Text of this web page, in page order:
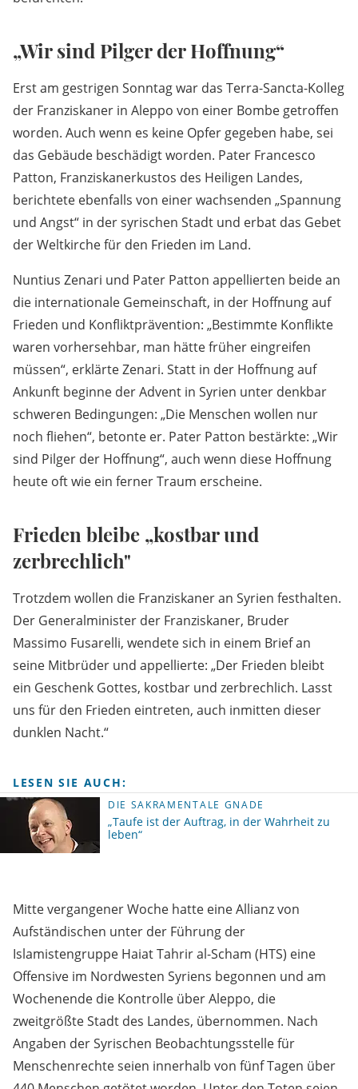
„Wir sind Pilger der Hoffnung“
Erst am gestrigen Sonntag war das Terra-Sancta-Kolleg
der Franziskaner in Aleppo von einer Bombe getroffen
worden. Auch wenn es keine Opfer gegeben habe, sei
das Gebäude beschädigt worden. Pater Francesco
Patton, Franziskanerkustos des Heiligen Landes,
berichtete ebenfalls von einer wachsenden „Spannung
und Angst“ in der syrischen Stadt und erbat das Gebet
der Weltkirche für den Frieden im Land.
Nuntius Zenari und Pater Patton appellierten beide an
die internationale Gemeinschaft, in der Hoffnung auf
Frieden und Konfliktprävention: „Bestimmte Konflikte
waren vorhersehbar, man hätte früher eingreifen
müssen“, erklärte Zenari. Statt in der Hoffnung auf
Ankunft beginne der Advent in Syrien unter denkbar
schweren Bedingungen: „Die Menschen wollen nur
noch fliehen“, betonte er. Pater Patton bestärkte: „Wir
sind Pilger der Hoffnung“, auch wenn diese Hoffnung
heute oft wie ein ferner Traum erscheine.
Frieden bleibe „kostbar und
zerbrechlich"
Trotzdem wollen die Franziskaner an Syrien festhalten.
Der Generalminister der Franziskaner, Bruder
Massimo Fusarelli, wendete sich in einem Brief an
seine Mitbrüder und appellierte: „Der Frieden bleibt
ein Geschenk Gottes, kostbar und zerbrechlich. Lasst
uns für den Frieden eintreten, auch inmitten dieser
dunklen Nacht.“
LESEN SIE AUCH:
DIE SAKRAMENTALE GNADE
„Taufe ist der Auftrag, in der Wahrheit zu
leben“
Mitte vergangener Woche hatte eine Allianz von
Aufständischen unter der Führung der
Islamistengruppe Haiat Tahrir al-Scham (HTS) eine
Offensive im Nordwesten Syriens begonnen und am
Wochenende die Kontrolle über Aleppo, die
zweitgrößte Stadt des Landes, übernommen. Nach
Angaben der Syrischen Beobachtungsstelle für
Menschenrechte seien innerhalb von fünf Tagen über